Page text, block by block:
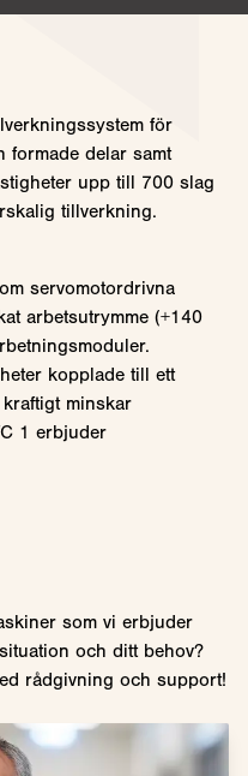
för
formade delar samt
upp till 700 slag
tillverkning.
servomotordrivna
arbetsutrymme (+140
kopplade till ett
minskar
1 erbjuder
som vi erbjuder
och ditt behov?
rådgivning och support!